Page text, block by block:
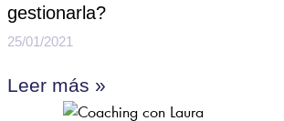
gestionarla?
25/01/2021
Leer más »